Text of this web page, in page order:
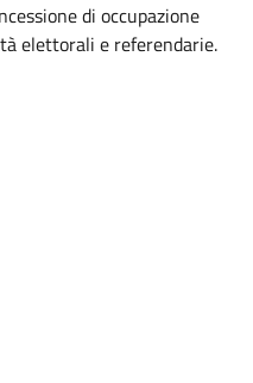
di occupazione
elettorali e referendarie.